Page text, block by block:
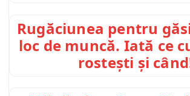
Rugăciunea pentru
loc de muncă. Iată ce
rostești și